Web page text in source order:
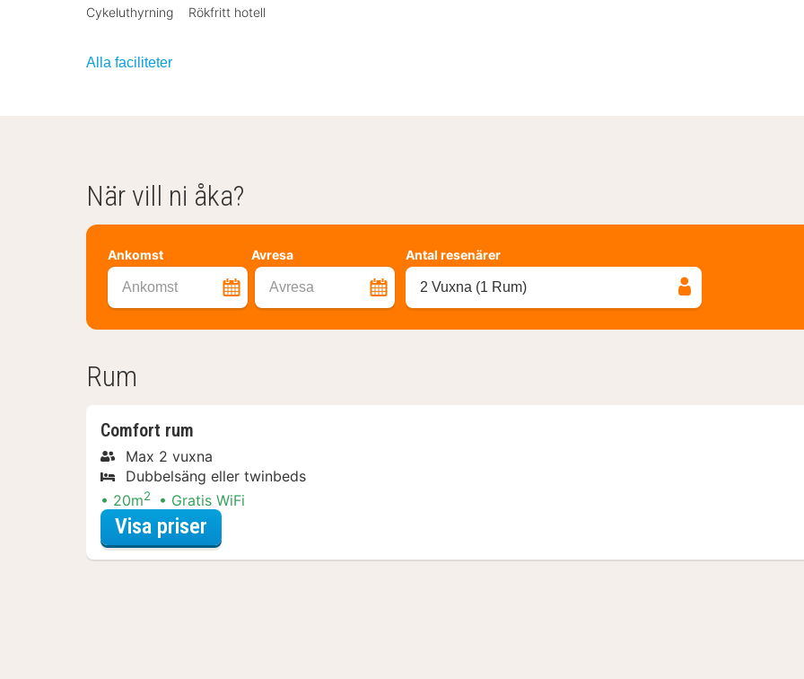
Cykeluthyrning Rökfritt hotell
Alla faciliteter
När vill ni åka?
Ankomst Avresa
Ankomst Avresa
Antal resenärer
2 Vuxna (1 Rum)
Rum
Comfort rum
Max 2 vuxna
Dubbelsäng eller twinbeds
20m2 Gratis WiFi
Visa priser